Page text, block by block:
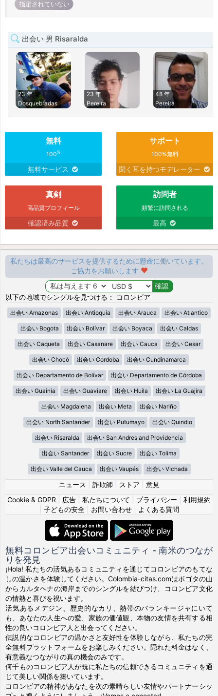
指定されていない
出会い 男 Risaralda
23 年
Dosquebradas
23 年
Pereira
48 年
Pereira
無料
100%
無料サービス
サポート
100%無料
聞く耳を持つモデレーター
真剣
高品質プロフィール
確認済み品質
訪問者
頻繁に訪問される
最高
私たちは最高のサービスを提供するために懸命に働いています。
ご協力をお願いします
以下の地域でシングルを見つける： コロンビア
出会い Amazonas 出会い Antioquia 出会い Arauca 出会い Atlantico
出会い Bogota 出会い Bolívar 出会い Boyaca 出会い Caldas
出会い Caqueta 出会い Casanare 出会い Cauca 出会い Cesar
出会い Chocó 出会い Cordoba 出会い Cundinamarca
出会い Departamento de Bolívar 出会い Departamento de Córdoba
出会い Guainia 出会い Guaviare 出会い Huila 出会い La Guajira
出会い Magdalena 出会い Meta 出会い Nariño
出会い North Santander 出会い Putumayo 出会い Quindio
出会い Risaralda 出会い San Andres and Providencia
出会い Santander 出会い Sucre 出会い Tolima
出会い Valle del Cauca 出会い Vaupés 出会い Vichada
ニュース 詐欺師 ストア
意見
Cookie & GDPR
広告 私たちについて プライバシー
利用規約
子どもの安全| お問い合わせ| よくある質問
無料コロンビア出会いコミュニティ - 南米のつなが
りを発見
¡Hola! 私たちの活気あるコミュニティを通じてコロンビアのもてな
しの温かさを体験してください。Colombia-citas.comはボゴタの山
からカルタヘナの海岸までのシングルを結びつけ、コロンビア文化
の情熱と喜びを祝います。
活気あるメデジン、歴史的なカリ、熱帯のバランキージャにいて
も、あなたの人生への愛、家族の価値観、本物の友情を共有する相
性の良いコロンビア人と出会ってください。
伝説的なコロンビアの温かさと友好性を体験しながら、私たちの完
全無料プラットフォームをお楽しみください。隠れた料金はなく、
有意義なつながりの真の機会のみです。
何千ものコロンビア人が既に私たちの信頼できるコミュニティを通
じて美しい関係を築いています。
コロンビアの精神があなたを次の素晴らしい友情やパートナーシッ